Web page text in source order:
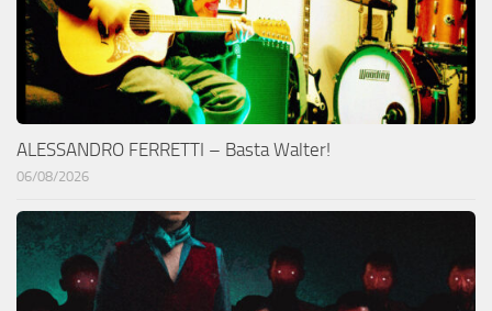
ALESSANDRO FERRETTI – Basta Walter!
06/08/2026